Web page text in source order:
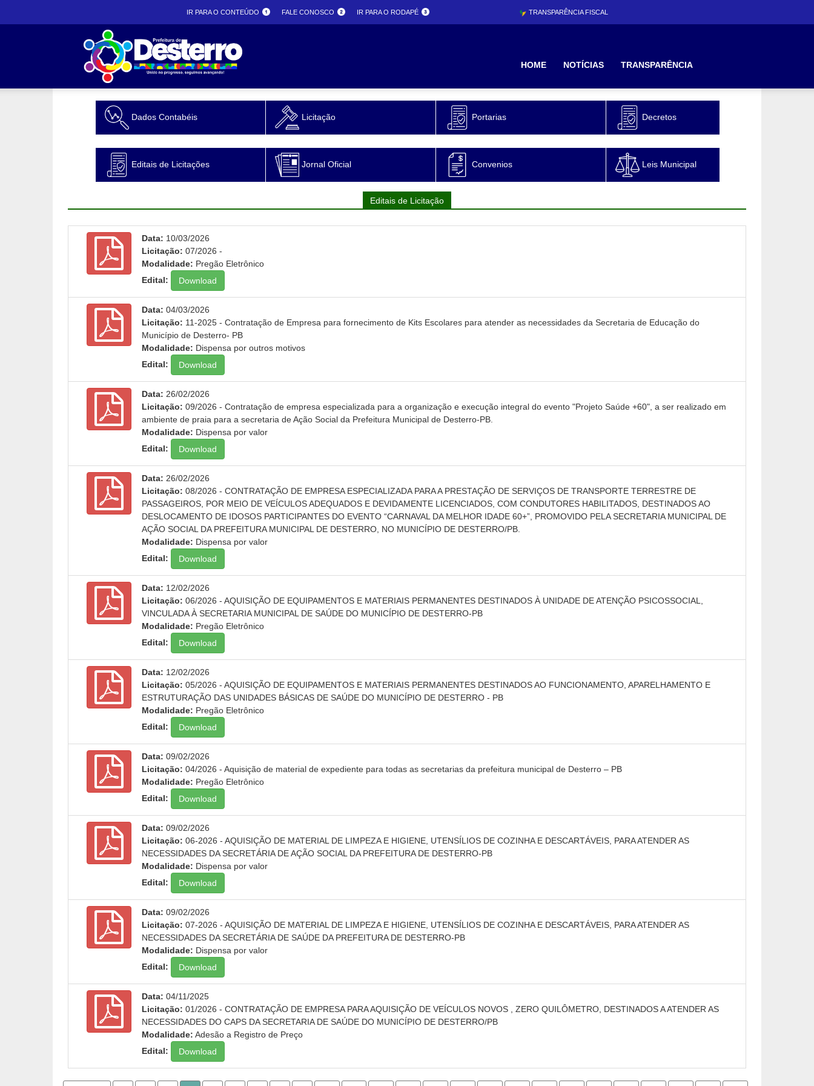
IR PARA O CONTEÚDO FALE CONOSCO IR PARA O RODAPÉ TRANSPARÊNCIA FISCAL
Prefeitura
HOME NOTÍCIAS TRANSPARÊNCIA
Dados Contabéis Licitação Portarias Decretos
Editais de Licitações Jornal Oficial Convenios Leis Municipal
Editais de Licitação
Data: 10/03/2026
Licitação: 07/2026 -
Modalidade: Pregão Eletrônico
Edital:
Download
Data: 04/03/2026
Licitação: 11-2025 - Contratação de Empresa para fornecimento de Kits Escolares para atender as necessidades da Secretaria de Educação do
Município de Desterro- PB
Modalidade: Dispensa por outros motivos
Edital:
Download
Data: 26/02/2026
Licitação: 09/2026 - Contratação de empresa especializada para a organização e execução integral do evento "Projeto Saúde +60", a ser realizado em
ambiente de praia para a secretaria de Ação Social da Prefeitura Municipal de Desterro-PB.
Modalidade: Dispensa por valor
Edital:
Download
Data: 26/02/2026
Licitação: 08/2026 - CONTRATAÇÃO DE EMPRESA ESPECIALIZADA PARA A PRESTAÇÃO DE SERVIÇOS DE TRANSPORTE TERRESTRE DE
PASSAGEIROS, POR MEIO DE VEÍCULOS ADEQUADOS E DEVIDAMENTE LICENCIADOS, COM CONDUTORES HABILITADOS, DESTINADOS AO
DESLOCAMENTO DE IDOSOS PARTICIPANTES DO EVENTO “CARNAVAL DA MELHOR IDADE 60+”, PROMOVIDO PELA SECRETARIA MUNICIPAL DE
AÇÃO SOCIAL DA PREFEITURA MUNICIPAL DE DESTERRO, NO MUNICÍPIO DE DESTERRO/PB.
Modalidade: Dispensa por valor
Edital:
Download
Data: 12/02/2026
Licitação: 06/2026 - AQUISIÇÃO DE EQUIPAMENTOS E MATERIAIS PERMANENTES DESTINADOS À UNIDADE DE ATENÇÃO PSICOSSOCIAL,
VINCULADA À SECRETARIA MUNICIPAL DE SAÚDE DO MUNICÍPIO DE DESTERRO-PB
Modalidade: Pregão Eletrônico
Edital:
Download
Data: 12/02/2026
Licitação: 05/2026 - AQUISIÇÃO DE EQUIPAMENTOS E MATERIAIS PERMANENTES DESTINADOS AO FUNCIONAMENTO, APARELHAMENTO E
ESTRUTURAÇÃO DAS UNIDADES BÁSICAS DE SAÚDE DO MUNICÍPIO DE DESTERRO - PB
Modalidade: Pregão Eletrônico
Edital:
Download
Data: 09/02/2026
Licitação: 04/2026 - Aquisição de material de expediente para todas as secretarias da prefeitura municipal de Desterro – PB
Modalidade: Pregão Eletrônico
Edital:
Download
Data: 09/02/2026
Licitação: 06-2026 - AQUISIÇÃO DE MATERIAL DE LIMPEZA E HIGIENE, UTENSÍLIOS DE COZINHA E DESCARTÁVEIS, PARA ATENDER AS
NECESSIDADES DA SECRETÁRIA DE AÇÃO SOCIAL DA PREFEITURA DE DESTERRO-PB
Modalidade: Dispensa por valor
Edital:
Download
Data: 09/02/2026
Licitação: 07-2026 - AQUISIÇÃO DE MATERIAL DE LIMPEZA E HIGIENE, UTENSÍLIOS DE COZINHA E DESCARTÁVEIS, PARA ATENDER AS
NECESSIDADES DA SECRETÁRIA DE SAÚDE DA PREFEITURA DE DESTERRO-PB
Modalidade: Dispensa por valor
Edital:
Download
Data: 04/11/2025
Licitação: 01/2026 - CONTRATAÇÃO DE EMPRESA PARA AQUISIÇÃO DE VEÍCULOS NOVOS , ZERO QUILÔMETRO, DESTINADOS A ATENDER AS
NECESSIDADES DO CAPS DA SECRETARIA DE SAÚDE DO MUNICÍPIO DE DESTERRO/PB
Modalidade: Adesão a Registro de Preço
Edital:
Download